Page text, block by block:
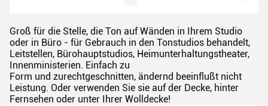
Groß für die Stelle, die Ton auf Wänden in Ihrem Studio
oder in Büro - für Gebrauch in den Tonstudios behandelt,
Leitstellen, Bürohauptstudios, Heimunterhaltungstheater,
Innenministerien. Einfach zu
Form und zurechtgeschnitten, ändernd beeinflußt nicht
Leistung. Oder verwenden Sie sie auf der Decke, hinter
Fernsehen oder unter Ihrer Wolldecke!